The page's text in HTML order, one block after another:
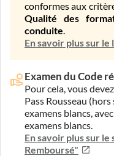
conformes aux
Qualité des
conduite.
En savoir plus sur le
Examen du Code
Pour cela, vous
Pass Rousseau
examens blancs,
examens blancs.
En savoir plus sur le
Remboursé"